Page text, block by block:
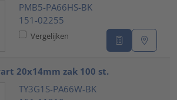
PMB5-PA66HS-BK
151-02255
Vergelijken
20x14mm zak 100 st.
TY3G1S-PA66W-BK